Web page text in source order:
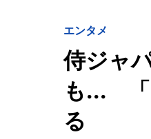
エンタメ
侍ジャ
も... 「
る